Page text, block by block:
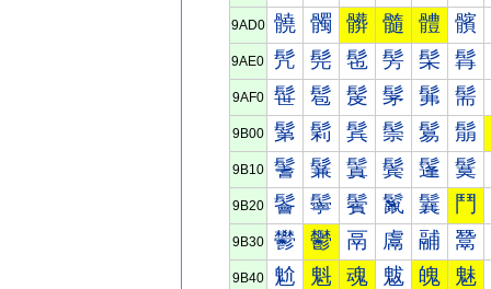
9AD0 髐 髑 髒 髓 體 髕
9AE0 髠 髡 髢 髣 髤 髥
9AF0 髰 髱 髲 髳 髴 髵
9B00 鬀 鬁 鬂 鬃 鬄 鬅
9B10 鬐 鬑 鬒 鬓 鬔 鬕
9B20 鬠 鬡 鬢 鬣 鬤 鬥
9B30 鬰 鬱 鬲 鬳 鬴 鬵
9B40 魀 魁 魂 魃 魄 魅